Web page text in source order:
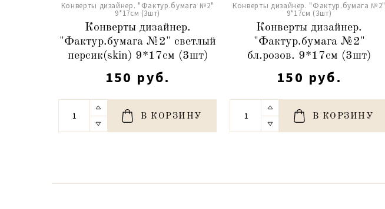
Конверты дизайнер. "Фактур.бумага №2"
9*17см (3шт)
Конверты дизайнер.
"Фактур.бумага №2" светлый
персик(skin) 9*17см (3шт)
150 руб.
В КОРЗИНУ
Конверты дизайнер. "Фактур.бумага №2"
9*17см (3шт)
Конверты дизайнер.
"Фактур.бумага №2"
бл.розов. 9*17см (3шт)
150 руб.
В КОРЗИНУ